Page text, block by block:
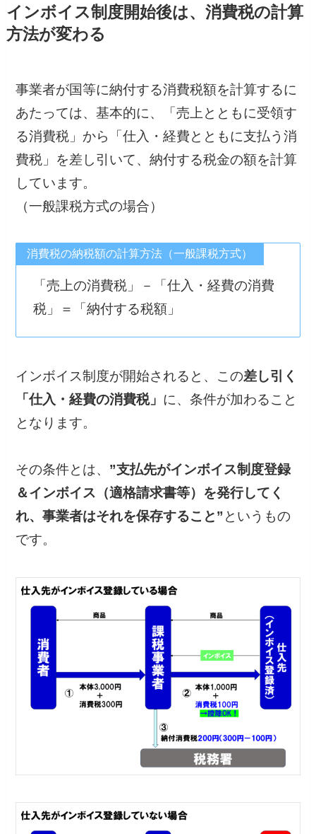
インボイス制度開始後は、消費税の計算
方法が変わる
事業者が国等に納付する消費税額を計算するに
あたっては、基本的に、「売上とともに受領す
る消費税」から「仕入・経費とともに支払う消
費税」を差し引いて、納付する税金の額を計算
しています。
（一般課税方式の場合）
消費税の納税額の計算方法（一般課税方式）
「売上の消費税」－「仕入・経費の消費
税」＝「納付する税額」
インボイス制度が開始されると、この差し引く
「仕入・経費の消費税」 に、条件が加わること
となります。
その条件とは、 ”支払先がインボイス制度登録
＆インボイス（適格請求書等）を発行してく
れ、事業者はそれを保存すること” というもの
です。